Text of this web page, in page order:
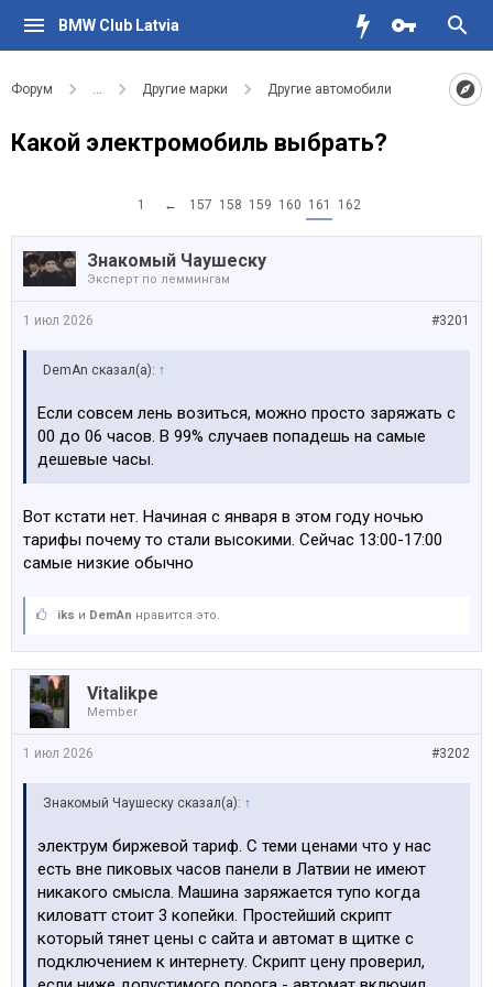
BMW Club Latvia
Форум ... Другие марки Другие автомобили
Какой электромобиль выбрать?
1 ← 157 158 159 160 161 162
Знакомый Чаушеску
Эксперт по леммингам
#3201
1 июл 2026
DemAn сказал(а): ↑
Если совсем лень возиться, можно просто заряжать с
00 до 06 часов. В 99% случаев попадешь на самые
дешевые часы.
Вот кстати нет. Начиная с января в этом году ночью
тарифы почему то стали высокими. Сейчас 13:00-17:00
самые низкие обычно
iks и DemAn нравится это.
Vitalikpe
Member
#3202
1 июл 2026
Знакомый Чаушеску сказал(а): ↑
электрум биржевой тариф. С теми ценами что у нас
есть вне пиковых часов панели в Латвии не имеют
никакого смысла. Машина заряжается тупо когда
киловатт стоит 3 копейки. Простейший скрипт
который тянет цены с сайта и автомат в щитке с
подключением к интернету. Скрипт цену проверил,